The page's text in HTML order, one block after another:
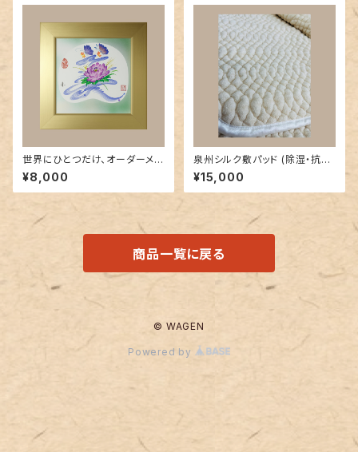
世界にひとつだけ、オーダーメイ
ド花文字 (色紙サイズ )
¥8,000
泉州シルク敷パッド (除湿・抗
菌・消臭シートのオマケつき)
¥15,000
商品一覧に戻る
© WAGEN
Powered by